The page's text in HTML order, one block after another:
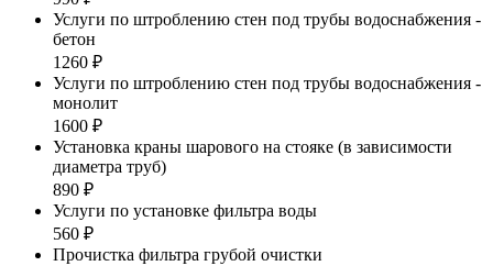
Услуги по штроблению стен под трубы водоснабжения -
бетон
1260 ₽
Услуги по штроблению стен под трубы водоснабжения -
монолит
1600 ₽
Установка краны шарового на стояке (в зависимости
диаметра труб)
890 ₽
Услуги по установке фильтра воды
560 ₽
Прочистка фильтра грубой очистки